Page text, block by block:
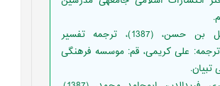
طبرسی، فضل بن حسن، (1387)، ترجمه تفسیر
ترجمه: علی کریمی، قم: موسسه فرهنگی